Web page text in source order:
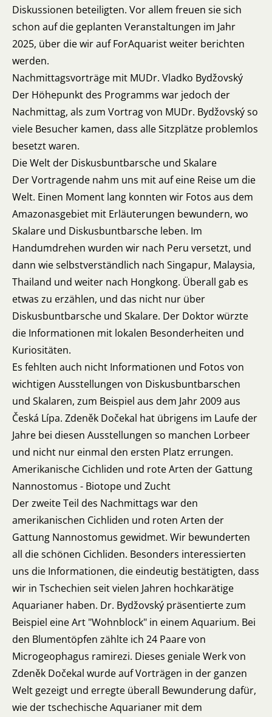
Diskussionen beteiligten. Vor allem freuen sie sich
schon auf die geplanten Veranstaltungen im Jahr
2025, über die wir auf ForAquarist weiter berichten
werden.
Nachmittagsvorträge mit MUDr. Vladko Bydžovský
Der Höhepunkt des Programms war jedoch der
Nachmittag, als zum Vortrag von MUDr. Bydžovský so
viele Besucher kamen, dass alle Sitzplätze problemlos
besetzt waren.
Die Welt der Diskusbuntbarsche und Skalare
Der Vortragende nahm uns mit auf eine Reise um die
Welt. Einen Moment lang konnten wir Fotos aus dem
Amazonasgebiet mit Erläuterungen bewundern, wo
Skalare und Diskusbuntbarsche leben. Im
Handumdrehen wurden wir nach Peru versetzt, und
dann wie selbstverständlich nach Singapur, Malaysia,
Thailand und weiter nach Hongkong. Überall gab es
etwas zu erzählen, und das nicht nur über
Diskusbuntbarsche und Skalare. Der Doktor würzte
die Informationen mit lokalen Besonderheiten und
Kuriositäten.
Es fehlten auch nicht Informationen und Fotos von
wichtigen Ausstellungen von Diskusbuntbarschen
und Skalaren, zum Beispiel aus dem Jahr 2009 aus
Česká Lípa. Zdeněk Dočekal hat übrigens im Laufe der
Jahre bei diesen Ausstellungen so manchen Lorbeer
und nicht nur einmal den ersten Platz errungen.
Amerikanische Cichliden und rote Arten der Gattung
Nannostomus - Biotope und Zucht
Der zweite Teil des Nachmittags war den
amerikanischen Cichliden und roten Arten der
Gattung Nannostomus gewidmet. Wir bewunderten
all die schönen Cichliden. Besonders interessierten
uns die Informationen, die eindeutig bestätigten, dass
wir in Tschechien seit vielen Jahren hochkarätige
Aquarianer haben. Dr. Bydžovský präsentierte zum
Beispiel eine Art "Wohnblock" in einem Aquarium. Bei
den Blumentöpfen zählte ich 24 Paare von
Microgeophagus ramirezi. Dieses geniale Werk von
Zdeněk Dočekal wurde auf Vorträgen in der ganzen
Welt gezeigt und erregte überall Bewunderung dafür,
wie der tschechische Aquarianer mit dem